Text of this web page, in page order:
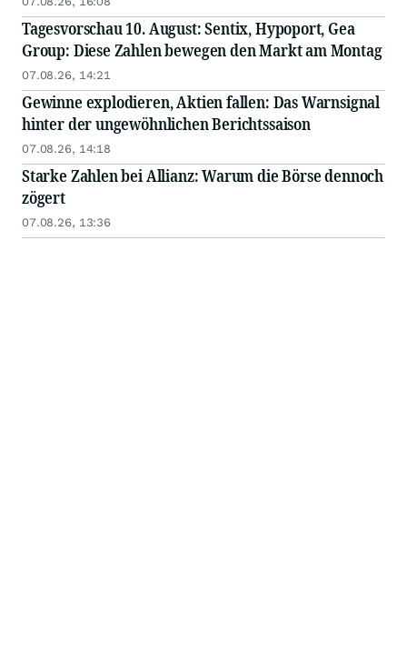
Tagesvorschau 10. August: Sentix, Hypoport, Gea
Group: Diese Zahlen bewegen den Markt am Montag
07.08.26, 14:21
Gewinne explodieren, Aktien fallen: Das Warnsignal
hinter der ungewöhnlichen Berichtssaison
07.08.26, 14:18
Starke Zahlen bei Allianz: Warum die Börse dennoch
zögert
07.08.26, 13:36